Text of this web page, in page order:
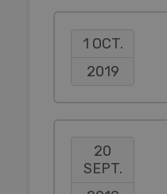
1 OCT.
2019
20
SEPT.